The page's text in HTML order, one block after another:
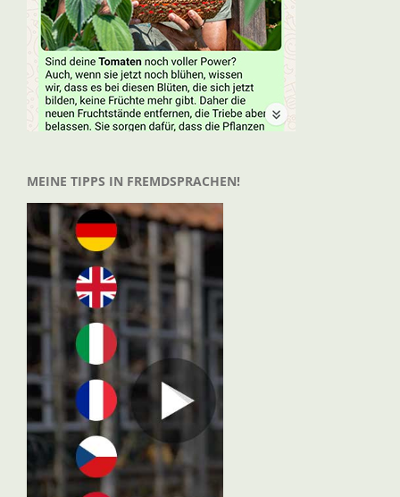
MEINE TIPPS IN FREMDSPRACHEN!